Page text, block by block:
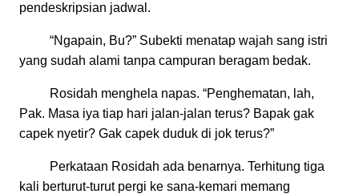
pendeskripsian jadwal.
“Ngapain, Bu?” Subekti menatap wajah sang istri
yang sudah alami tanpa campuran beragam bedak.
Rosidah menghela napas. “Penghematan, lah,
Pak. Masa iya tiap hari jalan-jalan terus? Bapak gak
capek nyetir? Gak capek duduk di jok terus?”
Perkataan Rosidah ada benarnya. Terhitung tiga
kali berturut-turut pergi ke sana-kemari memang